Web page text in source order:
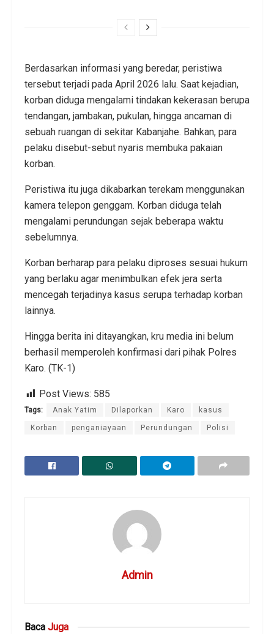
Berdasarkan informasi yang beredar, peristiwa
tersebut terjadi pada April 2026 lalu. Saat kejadian,
korban diduga mengalami tindakan kekerasan berupa
tendangan, jambakan, pukulan, hingga ancaman di
sebuah ruangan di sekitar Kabanjahe. Bahkan, para
pelaku disebut-sebut nyaris membuka pakaian
korban.
Peristiwa itu juga dikabarkan terekam menggunakan
kamera telepon genggam. Korban diduga telah
mengalami perundungan sejak beberapa waktu
sebelumnya.
Korban berharap para pelaku diproses sesuai hukum
yang berlaku agar menimbulkan efek jera serta
mencegah terjadinya kasus serupa terhadap korban
lainnya.
Hingga berita ini ditayangkan, kru media ini belum
berhasil memperoleh konfirmasi dari pihak Polres
Karo. (TK-1)
Post Views: 585
Tags: Anak Yatim Dilaporkan Karo kasus
Korban penganiayaan Perundungan Polisi
Admin
Baca Juga